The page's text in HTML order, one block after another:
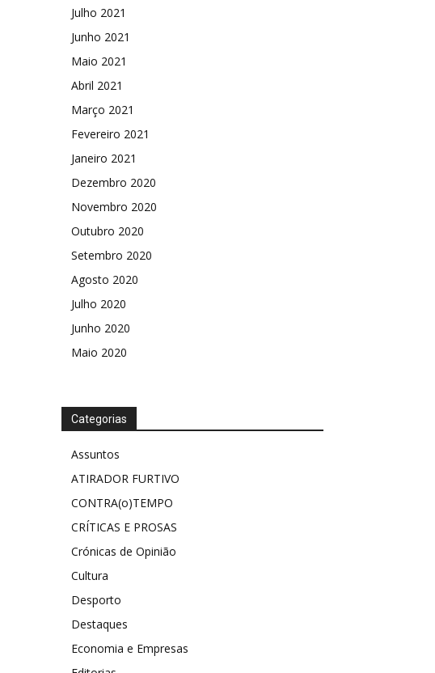
Julho 2021
Junho 2021
Maio 2021
Abril 2021
Março 2021
Fevereiro 2021
Janeiro 2021
Dezembro 2020
Novembro 2020
Outubro 2020
Setembro 2020
Agosto 2020
Julho 2020
Junho 2020
Maio 2020
Categorias
Assuntos
ATIRADOR FURTIVO
CONTRA(o)TEMPO
CRÍTICAS E PROSAS
Crónicas de Opinião
Cultura
Desporto
Destaques
Economia e Empresas